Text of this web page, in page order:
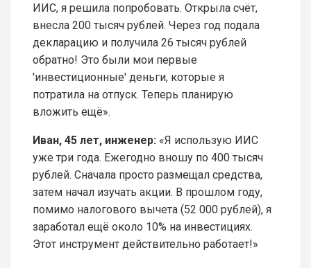
ИИС, я решила попробовать. Открыла счёт,
внесла 200 тысяч рублей. Через год подала
декларацию и получила 26 тысяч рублей
обратно! Это были мои первые
'инвестиционные' деньги, которые я
потратила на отпуск. Теперь планирую
вложить ещё».
Иван, 45 лет, инженер: «Я использую ИИС
уже три года. Ежегодно вношу по 400 тысяч
рублей. Сначала просто размещал средства,
затем начал изучать акции. В прошлом году,
помимо налогового вычета (52 000 рублей), я
заработал ещё около 10% на инвестициях.
Этот инструмент действительно работает!»